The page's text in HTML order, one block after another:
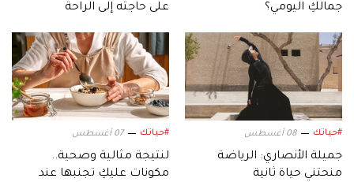
جمالكِ اليومي؟
على حاجته إلى الراحة
#حياتك 08 أغسطس
جميلة الأنصاري: الرياضة
منحتني حياة ثانية
#حياتك 07 أغسطس
لنتيجة مثالية وصحية..
مكونات عليكِ تجنبها عند